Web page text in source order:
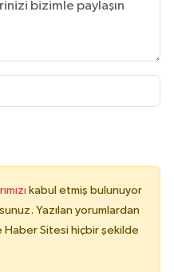
kabul etmiş bulunuyor
Yazılan yorumlardan
Haber Sitesi hiçbir şekilde